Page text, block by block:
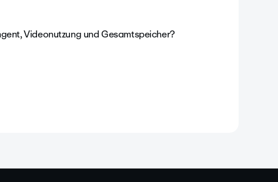
Videonutzung und Gesamtspeicher?